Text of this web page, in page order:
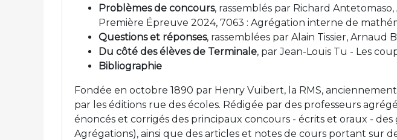
Problèmes de concours, rassemblés par Richard
Première Épreuve 2024, 7063 : Agrégation interne de
Questions et réponses, rassemblées par Alain Tissier, Arnaud
Du côté des élèves de Terminale, par Jean-Louis Tu - Les
Bibliographie
Fondée en octobre 1890 par Henry Vuibert, la RMS, anciennement
par les éditions rue des écoles. Rédigée par des professeurs
énoncés et corrigés des principaux concours - écrits et oraux -
Agrégations), ainsi que des articles et notes de cours portant sur